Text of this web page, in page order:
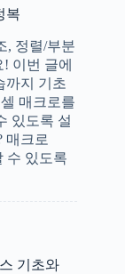
복
, 정렬/부분
이번 글에
까지 기초
매크로를
있도록 설
매크로
수 있도록
기초와